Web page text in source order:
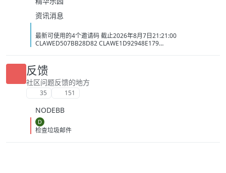
资讯消息
最新可使用的4个邀请码 截止2026年8月7日21:21:00
CLAWED507BB28D82 CLAWE1D92948E179
反馈
社区问题反馈的地方
35 151
NODEBB
D
检查垃圾邮件